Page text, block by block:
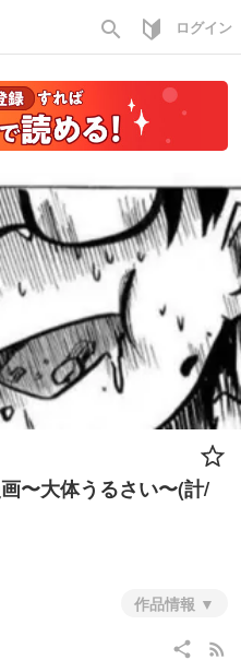
search ログイン
〜大体うるさい〜(計/
作品情報
share rss_feed